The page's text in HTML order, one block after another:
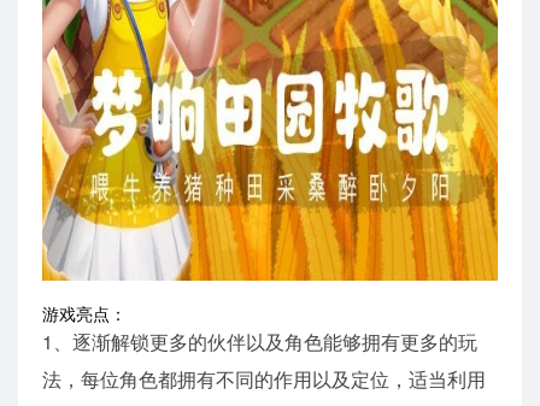
游戏亮点：
1、逐渐解锁更多的伙伴以及角色能够拥有更多的玩
法，每位角色都拥有不同的作用以及定位，适当利用